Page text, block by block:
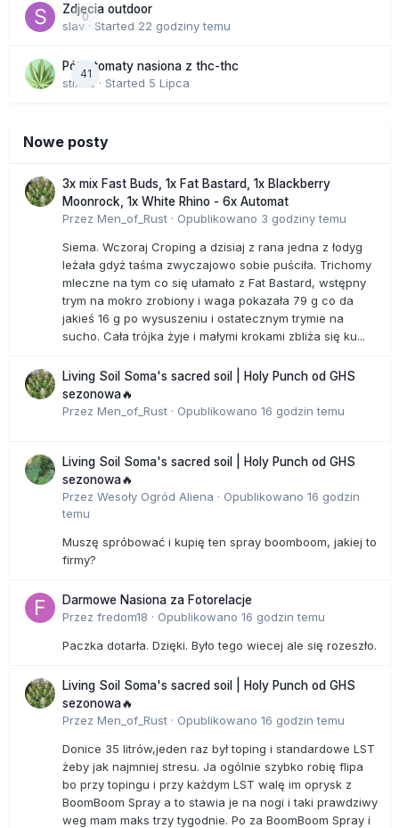
0
Zdjecia outdoor
slav · Started 22 godziny temu
41
Półautomaty nasiona z thc-thc
stix33 · Started 5 Lipca
Nowe posty
3x mix Fast Buds, 1x Fat Bastard, 1x Blackberry
Moonrock, 1x White Rhino - 6x Automat
Przez Men_of_Rust · Opublikowano 3 godziny temu
Siema. Wczoraj Croping a dzisiaj z rana jedna z łodyg
leżała gdyż taśma zwyczajowo sobie puściła. Trichomy
mleczne na tym co się ułamało z Fat Bastard, wstępny
trym na mokro zrobiony i waga pokazała 79 g co da
jakieś 16 g po wysuszeniu i ostatecznym trymie na
sucho. Cała trójka żyje i małymi krokami zbliża się ku...
Living Soil Soma's sacred soil | Holy Punch od GHS
sezonowa🔥
Przez Men_of_Rust · Opublikowano 16 godzin temu
Living Soil Soma's sacred soil | Holy Punch od GHS
sezonowa🔥
Przez Wesoły Ogród Aliena · Opublikowano 16 godzin
temu
Muszę spróbować i kupię ten spray boomboom, jakiej to
firmy?
Darmowe Nasiona za Fotorelacje
Przez fredom18 · Opublikowano 16 godzin temu
Paczka dotarła. Dzięki. Było tego wiecej ale się rozeszło.
Living Soil Soma's sacred soil | Holy Punch od GHS
sezonowa🔥
Przez Men_of_Rust · Opublikowano 16 godzin temu
Donice 35 litrów,jeden raz był toping i standardowe LST
żeby jak najmniej stresu. Ja ogólnie szybko robię flipa
bo przy topingu i przy każdym LST walę im oprysk z
BoomBoom Spray a to stawia je na nogi i taki prawdziwy
weg mam maks trzy tygodnie. Po za BoomBoom Spray i